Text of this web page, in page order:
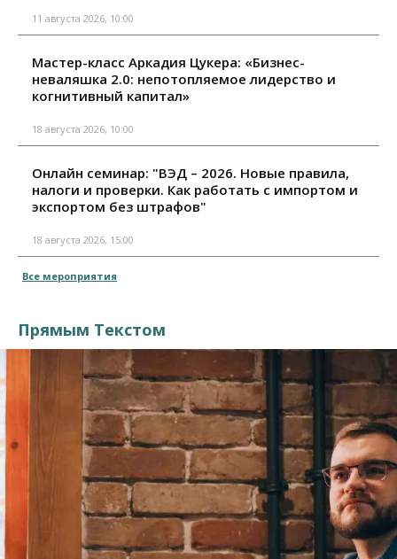
11 августа 2026, 10:00
Мастер-класс Аркадия Цукера: «Бизнес-
неваляшка 2.0: непотопляемое лидерство и
когнитивный капитал»
18 августа 2026, 10:00
Онлайн семинар: "ВЭД – 2026. Новые правила,
налоги и проверки. Как работать с импортом и
экспортом без штрафов"
18 августа 2026, 15:00
Все мероприятия
Прямым Текстом